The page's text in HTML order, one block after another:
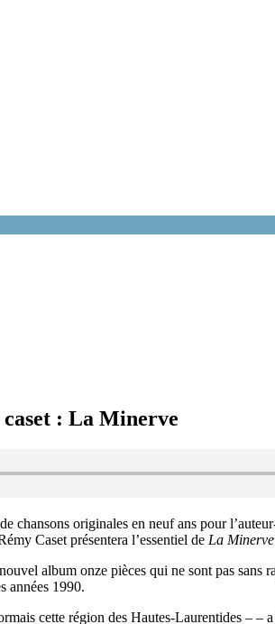
: La Minerve
chansons originales en neuf ans pour
Caset présentera l’essentiel de La Minerve
album onze pièces qui ne sont pas
années 1990.
cette région des Hautes-Laurentides – –